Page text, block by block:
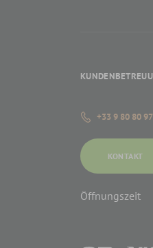
+33 9 80 80
KONTAKT
Öffnungszeit